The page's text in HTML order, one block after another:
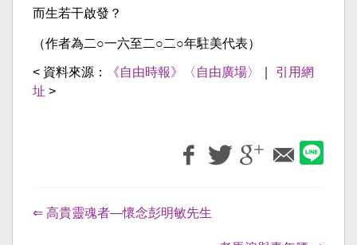
而生若干啟發？
（作者為二○一六至二○二○年駐美代表）
< 資料來源： 《自由時報》〈自由廣場〉
引用網
址 >
⇐ 高貴靈魂者—懷念彭明敏先生